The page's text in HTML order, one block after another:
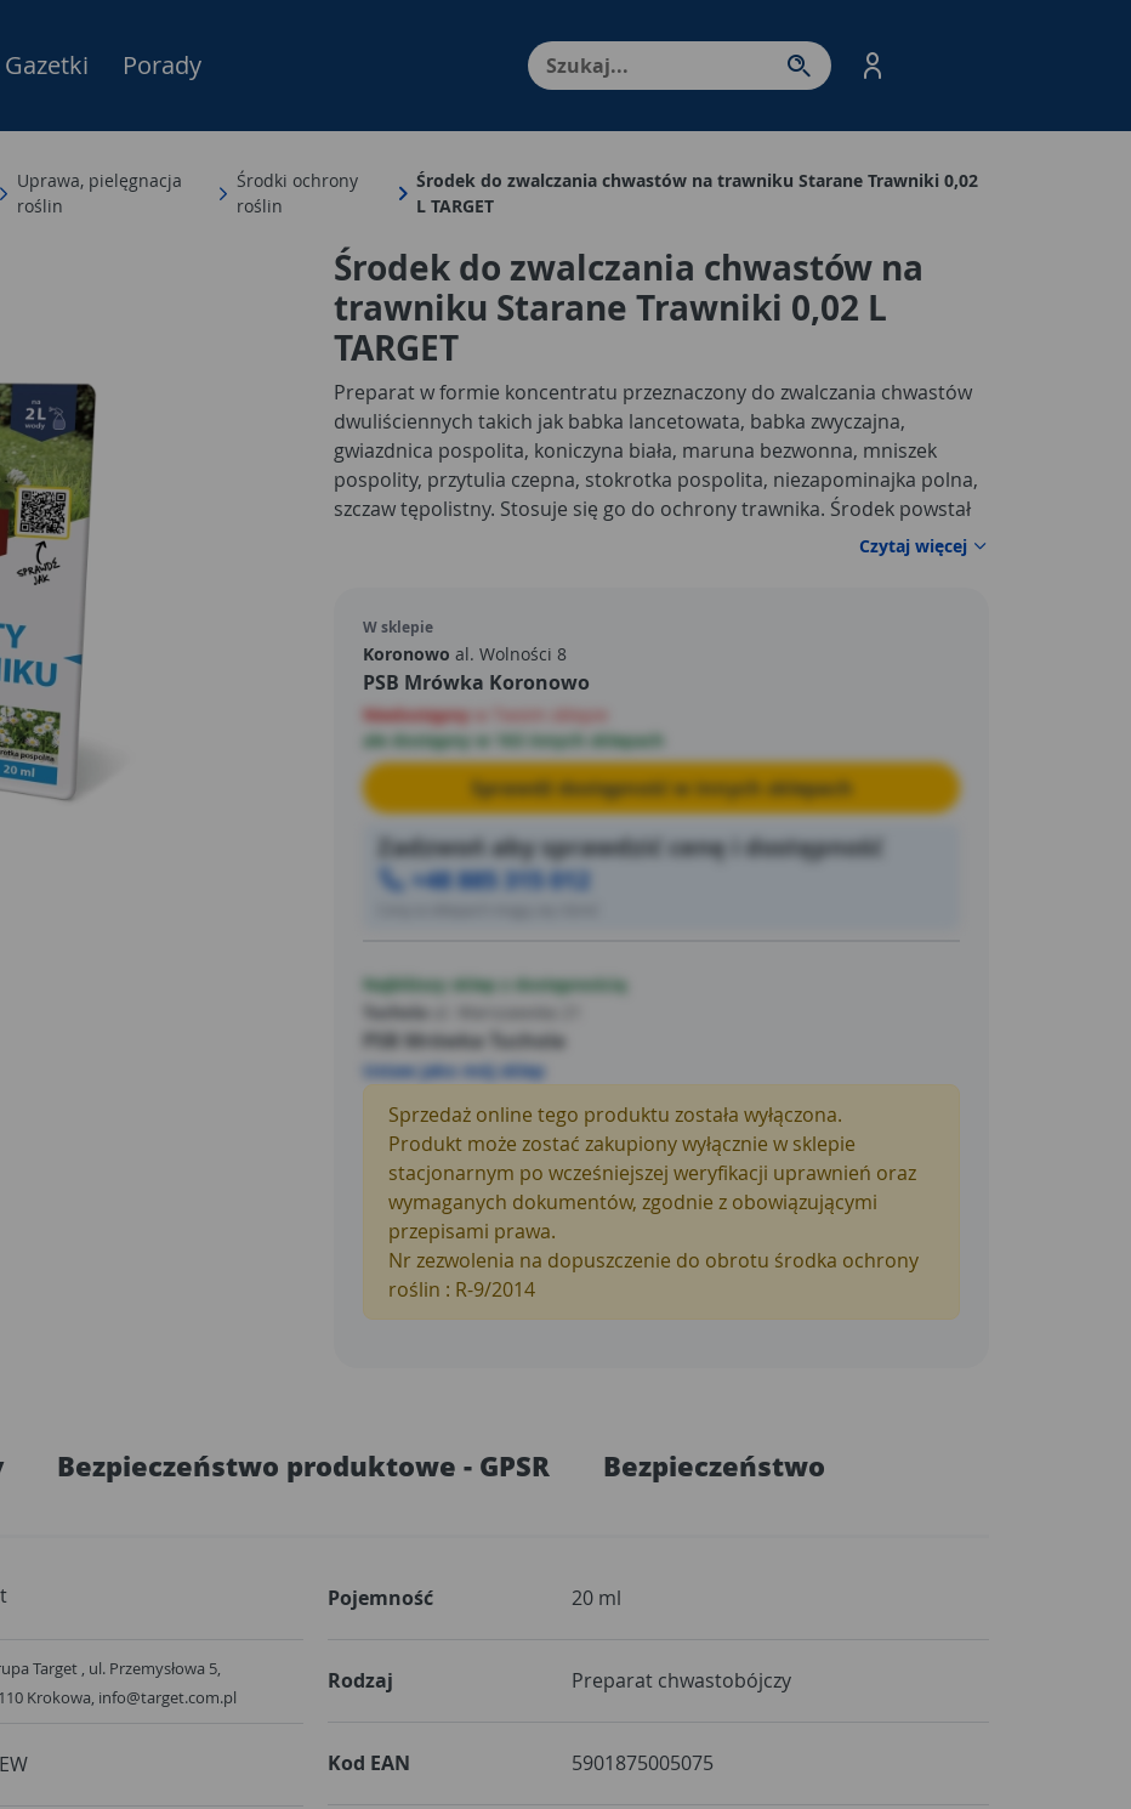
Menu Produktów, nawigacja: Enter - przejdź do strony produktów. Spacja – otwórz/
Gazetki Porady
Uprawa, pielęgnacja
roślin
Środki ochrony
roślin
Środek do zwalczania chwastów na trawniku Starane Trawniki 0,02
L TARGET
Środek do zwalczania chwastów na
trawniku Starane Trawniki 0,02 L
TARGET
Preparat w formie koncentratu przeznaczony do zwalczania chwastów
dwuliściennych takich jak babka lancetowata, babka zwyczajna,
gwiazdnica pospolita, koniczyna biała, maruna bezwonna, mniszek
pospolity, przytulia czepna, stokrotka pospolita, niezapominajka polna,
szczaw tępolistny. Stosuje się go do ochrony trawnika. Środek powstał
na bazie trzech substancji czynnych. Działa w sposób układowy,
podziemną. Pierwsze objawy zamierania chwastów widoczne już po 1-2
dniach. Preparat jest w pełni bezpieczny dla trawnika, nie powoduje
uszczerbków na zdrowiu i kondycji darni. Produkt przeznaczony jest do
stosowania przy użyciu opryskiwacza. Ustalona wcześniej i odmierzoną
ilość preparatu wlać do zbiornika, częściowo uzupełnionego wodą.
Dopełnić wodą. Dokładnie zamieszać i przystąpić do oprysku. Zaleca się
stosować preparat w okresie intensywnego wzrostu chwastów, od
wiosny do wczesnej jesieni.
Czytaj więcej
W sklepie
Koronowo al. Wolności 8
PSB Mrówka Koronowo
Niedostępny w Twoim sklepie
ale dostępny w 163 innych sklepach
Sprawdź dostępność w innych sklepach
Zadzwoń aby sprawdzić cenę i dostępność
+48 885 315 012
Najbliższy sklep z dostępnością
Tuchola
PSB Mrówka Tuchola
Ustaw jako mój sklep
Sprzedaż online tego produktu została wyłączona.
Produkt może zostać zakupiony wyłącznie w sklepie
stacjonarnym po wcześniejszej weryfikacji uprawnień oraz
wymaganych dokumentów, zgodnie z obowiązującymi
przepisami prawa.
Nr zezwolenia na dopuszczenie do obrotu środka ochrony
roślin : R-9/2014
Bezpieczeństwo produktowe - GPSR
Bezpieczeństwo
Target , ul. Przemysłowa 5,
Krokowa, info@target.com.pl
Pojemność 20 ml
Rodzaj Preparat chwastobójczy
Kod EAN 5901875005075